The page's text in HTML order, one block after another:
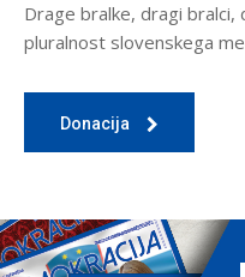
Drage bralke, dragi
pluralnost slovenskega
Donacija